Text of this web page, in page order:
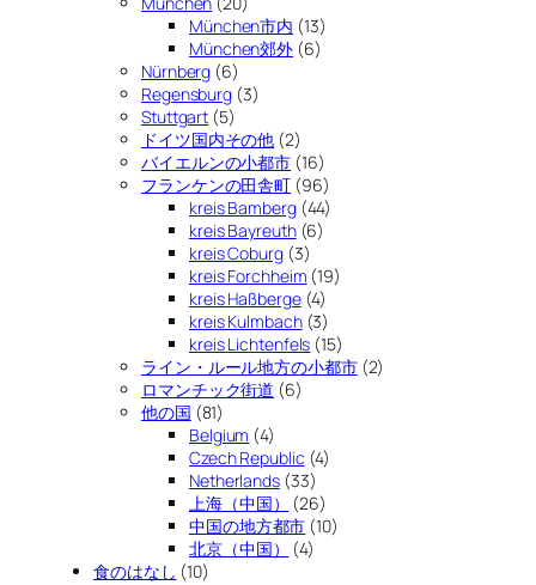
München市内 (13)
München郊外 (6)
Nürnberg (6)
Regensburg (3)
Stuttgart (5)
ドイツ国内その他 (2)
バイエルンの小都市 (16)
フランケンの田舎町 (96)
kreis Bamberg(44)
kreis Bayreuth(6)
kreis Coburg(3)
kreis Forchheim (19)
kreis Haßberge(4)
kreis Kulmbach(3)
kreis Lichtenfels (15)
ライン・ルール地方の小都市(2)
ロマンチック街道 (6)
他の国 (81)
Belgium (4)
Czech Republic (4)
Netherlands(33)
上海（中国）
(26)
中国の地方都市 (10)
北京（中国）
(4)
食のはなし (10)